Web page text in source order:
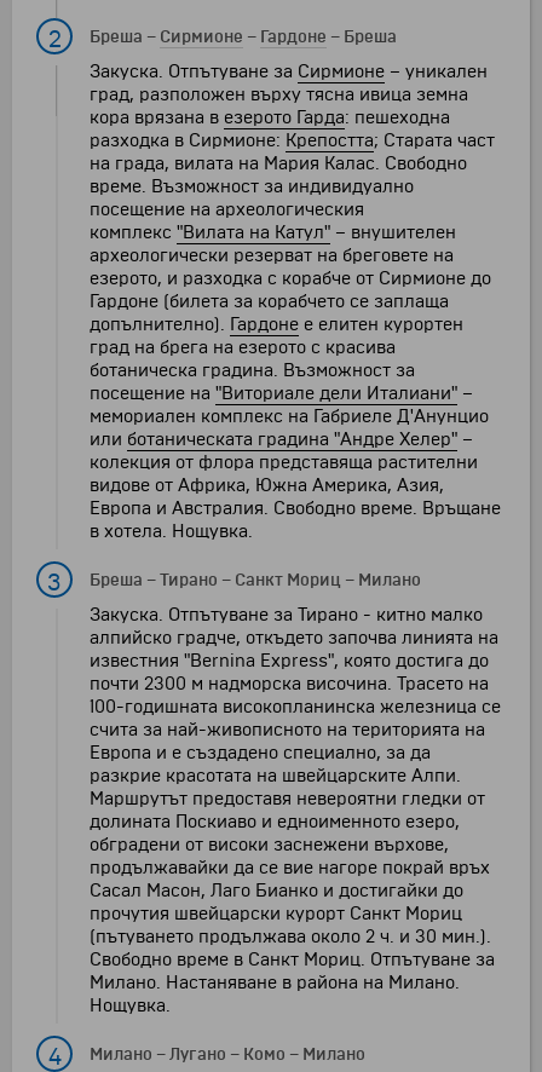
2 Бреша – Сирмионе – Гардоне – Бреша
Закуска. Отпътуване за Сирмионе – уникален
град, разположен върху тясна ивица земна
кора врязана в езерото Гарда: пешеходна
разходка в Сирмионе: Крепостта; Старата част
на града, вилата на Мария Калас. Свободно
време. Възможност за индивидуално
посещение на археологическия
комплекс "Вилата на Катул" – внушителен
археологически резерват на бреговете на
езерото, и разходка с корабче от Сирмионе до
Гардоне (билета за корабчето се заплаща
допълнително). Гардоне е елитен курортен
град на брега на езерото с красива
ботаническа градина. Възможност за
посещение на "Виториале дели Италиани" –
мемориален комплекс на Габриеле Д'Анунцио
или ботаническата градина "Андре Хелер" –
колекция от флора представяща растителни
видове от Африка, Южна Америка, Азия,
Европа и Австралия. Свободно време. Връщане
в хотела. Нощувка.
3 Бреша –Тирано – Санкт Мориц – Милано
Закуска. Отпътуване за Тирано - китно малко
алпийско градче, откъдето започва линията на
известния "Bernina Express", която достига до
почти 2300 м надморска височина. Трасето на
100-годишната високопланинска железница се
счита за най-живописното на територията на
Европа и е създадено специално, за да
разкрие красотата на швейцарските Алпи.
Маршрутът предоставя невероятни гледки от
долината Поскиаво и едноименното езеро,
обградени от високи заснежени върхове,
продължавайки да се вие нагоре покрай връх
Сасал Масон, Лаго Бианко и достигайки до
прочутия швейцарски курорт Санкт Мориц
(пътуването продължава около 2 ч. и 30 мин.).
Свободно време в Санкт Мориц. Отпътуване за
Милано. Настаняване в района на Милано.
Нощувка.
4 Милано –Лугано – Комо – Милано